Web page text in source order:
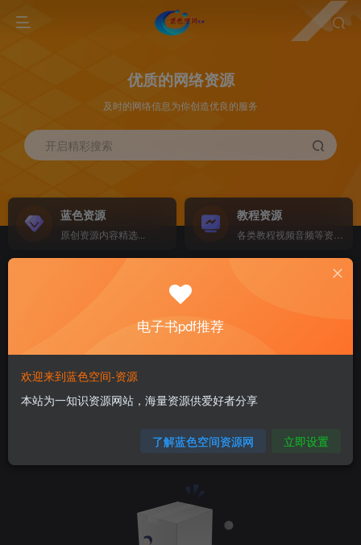
优质的网络资源
及时的网络信息为你创造优良的服务
开启精彩搜索
蓝色资源
原创资源内容精选...
教程资源
计算机 移动设备 软件下载....
电子书籍下载...
关注 综合 版块 热门 精华 问答 投票 最新回复
电子书pdf推荐
欢迎来到蓝色空间-资源
本站为一知识资源网站，海量资源供爱好者分享
了解蓝色空间资源网 立即设置